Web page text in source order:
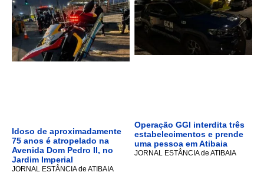
Idoso de aproximadamente
75 anos é atropelado na
Avenida Dom Pedro II, no
Jardim Imperial
JORNAL ESTÂNCIA de ATIBAIA
Operação GGI interdita três
estabelecimentos e prende
uma pessoa em Atibaia
JORNAL ESTÂNCIA de ATIBAIA